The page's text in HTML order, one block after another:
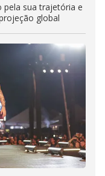
pela sua trajetória e
global